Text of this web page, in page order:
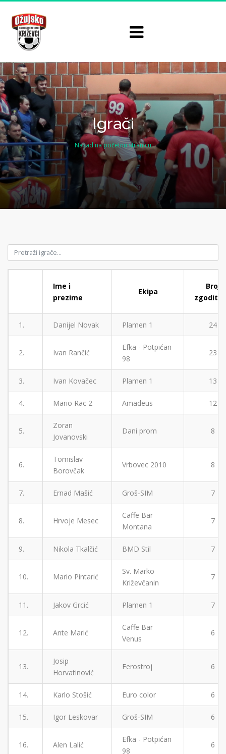
Igrači
Nazad na početnu stranicu
Ime i
prezime
Ekipa
Broj
1. Danijel Novak Plamen 1 24
2. Ivan Rančić
Efka - Potpićan
98
23
3. Ivan Kovačec Plamen 1 13
4. Mario Rac 2 Amadeus 12
5.
Zoran
Jovanovski
Dani prom 8
6.
Tomislav
Borovčak
Vrbovec 2010 8
7. Ernad Mašić Groš-SIM 7
8. Hrvoje Mesec
Caffe Bar
Montana
7
9. Nikola Tkalčić BMD Stil 7
10. Mario Pintarić
Sv. Marko
Križevčanin
7
11. Jakov Grcić Plamen 1 7
12. Ante Marić
Caffe Bar
Venus
6
13.
Josip
Horvatinović
Ferostroj 6
14. Karlo Stošić Euro color 6
15. Igor Leskovar Groš-SIM 6
16. Alen Lalić
Efka - Potpićan
98
6